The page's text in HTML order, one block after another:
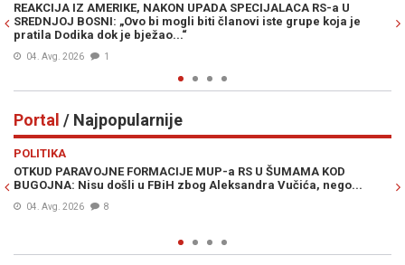
REAKCIJA IZ AMERIKE, NAKON UPADA SPECIJALACA RS-a U
SREDNJOJ BOSNI: „Ovo bi mogli biti članovi iste grupe koja je
pratila Dodika dok je bježao...“
04. Avg. 2026 1
Portal / Najpopularnije
POLITIKA
OTKUD PARAVOJNE FORMACIJE MUP-a RS U ŠUMAMA KOD
BUGOJNA: Nisu došli u FBiH zbog Aleksandra Vučića, nego...
04. Avg. 2026 8